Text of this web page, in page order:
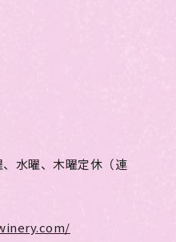
水曜、木曜定休（連